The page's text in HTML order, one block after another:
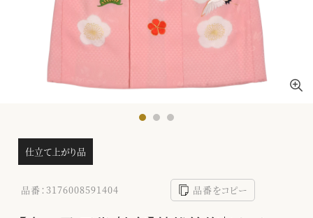
仕立て上がり品
品番：3176008591404 品番をコピー